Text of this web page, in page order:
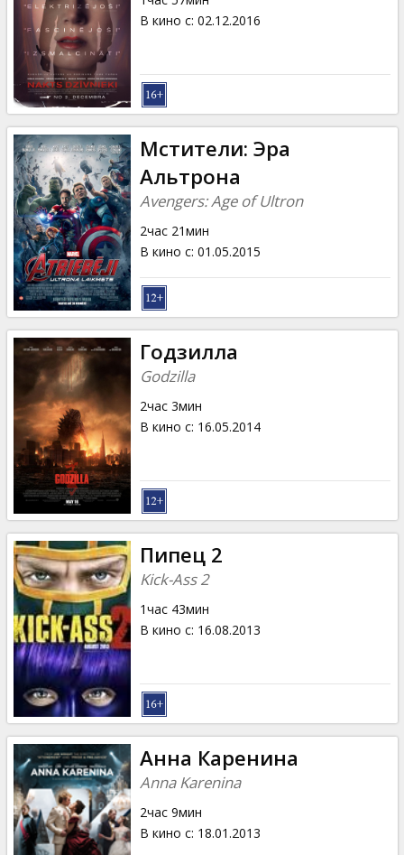
В кино с: 02.12.2016
Мстители: Эра
Альтрона
Avengers: Age of Ultron
2час 21мин
В кино с: 01.05.2015
Годзилла
Godzilla
2час 3мин
В кино с: 16.05.2014
Пипец 2
Kick-Ass 2
1час 43мин
В кино с: 16.08.2013
Анна Каренина
Anna Karenina
2час 9мин
В кино с: 18.01.2013